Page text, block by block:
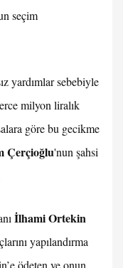
seçim
yardımlar sebebiyle
milyon liralık
göre bu gecikme
Çerçioğlu'nun şahsi
İlhami Ortekin
yapılandırma
ödeten ve onun